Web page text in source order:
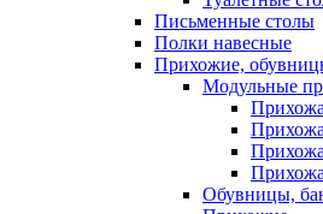
Письменные столы
Полки навесные
Прихожие,
Модульные
Обувницы,